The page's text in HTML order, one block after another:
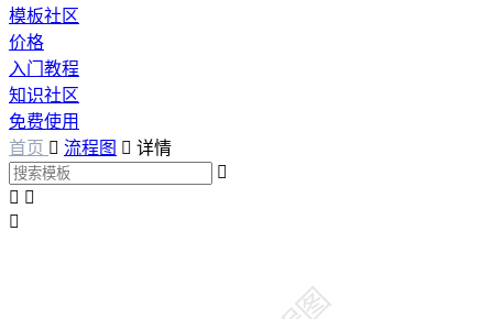
模板社区
价格
入门教程
知识社区
免费使用
首页  流程图  详情

 
